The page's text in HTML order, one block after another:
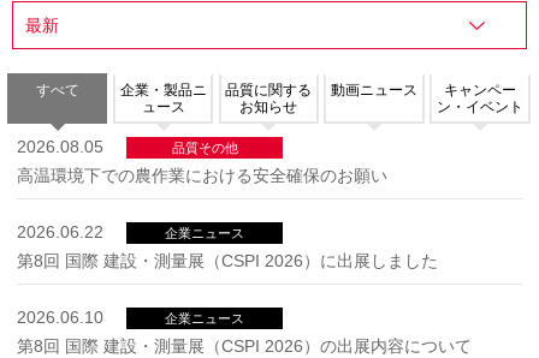
すべて
企業・製品ニ
ュース
品質に関する
お知らせ
動画ニュース
キャンペー
ン・イベント
2026.08.05 品質その他
高温環境下での農作業における安全確保のお願い
2026.06.22 企業ニュース
第8回 国際 建設・測量展（CSPI 2026）に出展しました
2026.06.10 企業ニュース
第8回 国際 建設・測量展（CSPI 2026）の出展内容について